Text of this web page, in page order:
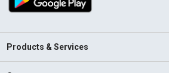
Products & Services